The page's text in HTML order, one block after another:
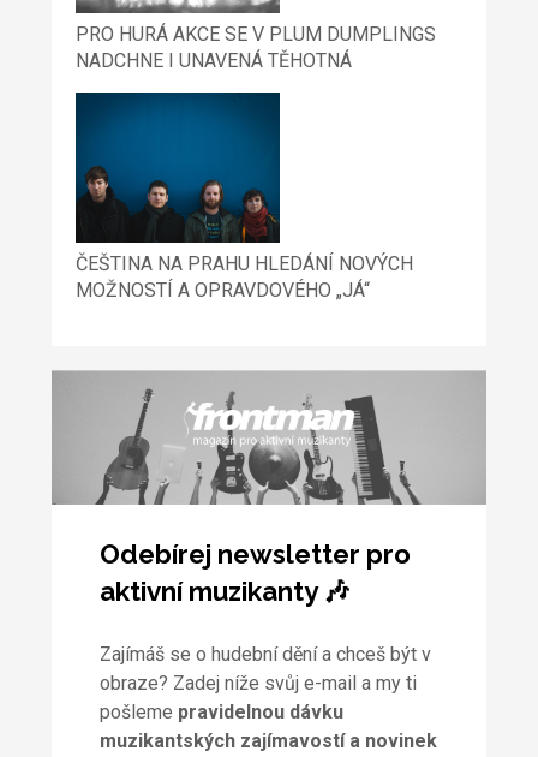
PRO HURÁ AKCE SE V PLUM DUMPLINGS
NADCHNE I UNAVENÁ TĚHOTNÁ
ČEŠTINA NA PRAHU HLEDÁNÍ NOVÝCH
MOŽNOSTÍ A OPRAVDOVÉHO „JÁ“
Odebírej newsletter pro
aktivní muzikanty 🎶
Zajímáš se o hudební dění a chceš být v
obraze? Zadej níže svůj e-mail a my ti
pošleme pravidelnou dávku
muzikantských zajímavostí a novinek